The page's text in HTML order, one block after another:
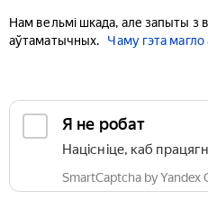
Нам вельмі шкада, але запыты
аўтаматычных.
Чаму гэта
Я не робат
Націсніце, каб
SmartCaptcha by Yandex